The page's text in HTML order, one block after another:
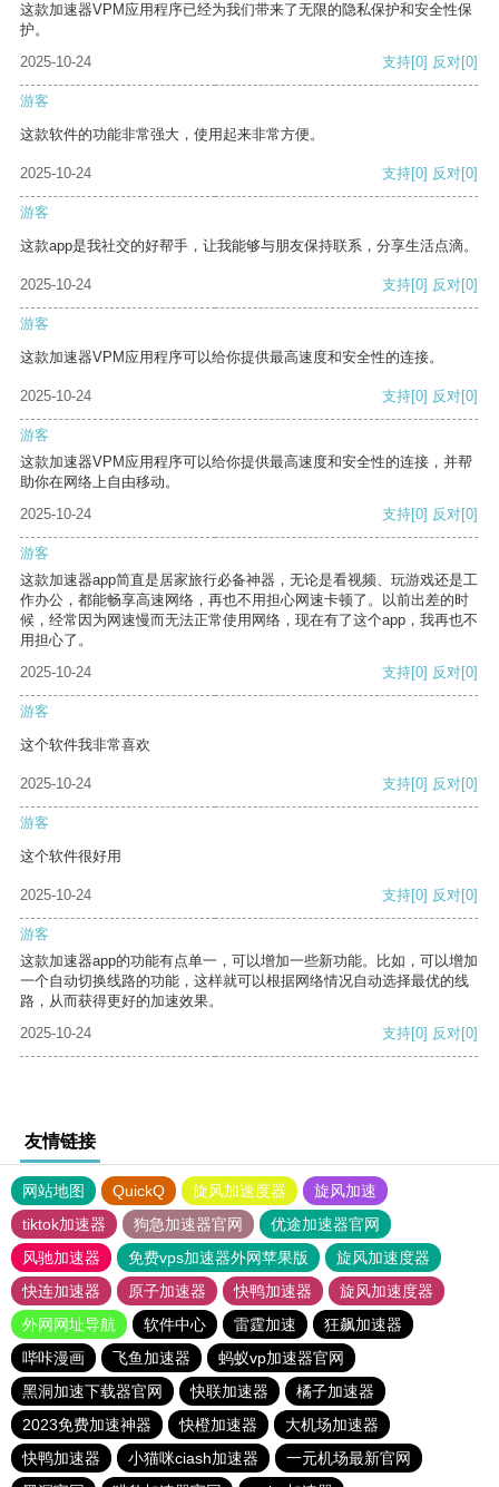
这款加速器VPM应用程序已经为我们带来了无限的隐私保护和安全性保
护。
2025-10-24
支持[0] 反对[0]
游客
这款软件的功能非常强大，使用起来非常方便。
2025-10-24 支持[0] 反对[0]
游客
这款app是我社交的好帮手，让我能够与朋友保持联系，分享生活点滴。
2025-10-24 支持[0] 反对[0]
游客
这款加速器VPM应用程序可以给你提供最高速度和安全性的连接。
2025-10-24 支持[0] 反对[0]
游客
这款加速器VPM应用程序可以给你提供最高速度和安全性的连接，并帮
助你在网络上自由移动。
2025-10-24
支持[0] 反对[0]
游客
这款加速器app简直是居家旅行必备神器，无论是看视频、玩游戏还是工
作办公，都能畅享高速网络，再也不用担心网速卡顿了。以前出差的时
候，经常因为网速慢而无法正常使用网络，现在有了这个app，我再也不
用担心了。
2025-10-24
支持[0] 反对[0]
游客
这个软件我非常喜欢
2025-10-24 支持[0] 反对[0]
游客
这个软件很好用
2025-10-24 支持[0] 反对[0]
游客
这款加速器app的功能有点单一，可以增加一些新功能。比如，可以增加
一个自动切换线路的功能，这样就可以根据网络情况自动选择最优的线
路，从而获得更好的加速效果。
2025-10-24
支持[0] 反对[0]
友情链接
网站地图 QuickQ 旋风加速度器
旋风加速
tiktok加速器
狗急加速器官网
优途加速器官网
风驰加速器
免费vps加速器外网苹果版
旋风加速度器
快连加速器
原子加速器 快鸭加速器
旋风加速度器
外网网址导航
软件中心 雷霆加速
狂飙加速器
哔咔漫画
飞鱼加速器
蚂蚁vp加速器官网
黑洞加速下载器官网
快联加速器
橘子加速器
2023免费加速神器
快橙加速器
大机场加速器
快鸭加速器
小猫咪ciash加速器
一元机场最新官网